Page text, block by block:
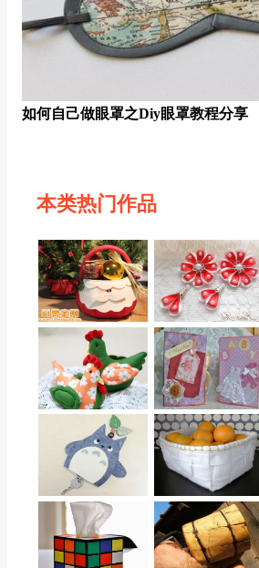
如何自己做眼罩之diy眼罩教程分享
本类热门作品